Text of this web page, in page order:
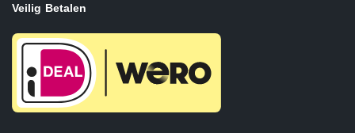
Veilig Betalen